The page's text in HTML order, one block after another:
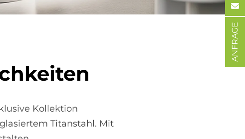
Kollektion
Titanstahl. Mit
ANFRAGE